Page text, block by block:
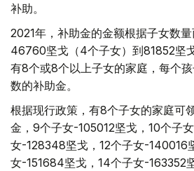
补助。
2021年，补助金的金额根据子女数
46760坚戈（4个子女）到81852坚
有8个或8个以上子女的家庭，每个
数的补助金。
根据现行政策，有8个子女的家庭可
金，9个子女-105012坚戈，10个子
女-128348坚戈，12个子女-140016
女-151684坚戈，14个子女-163352